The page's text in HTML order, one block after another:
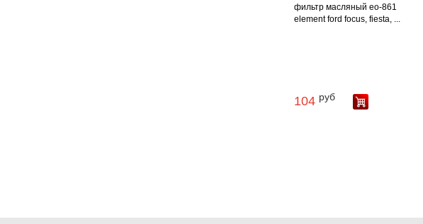
фильтр масляный ео-861
element ford focus, fiesta, ...
104 руб